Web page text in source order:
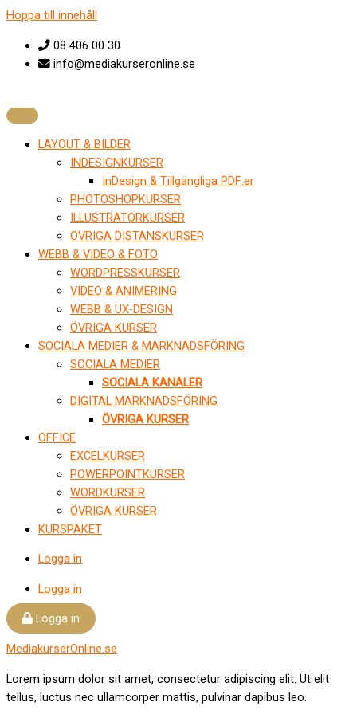
Hoppa till innehåll
08 406 00 30
info@mediakurseronline.se
LAYOUT & BILDER
INDESIGNKURSER
InDesign & Tillgängliga PDF:er
PHOTOSHOPKURSER
ILLUSTRATORKURSER
ÖVRIGA DISTANSKURSER
WEBB & VIDEO & FOTO
WORDPRESSKURSER
VIDEO & ANIMERING
WEBB & UX-DESIGN
ÖVRIGA KURSER
SOCIALA MEDIER & MARKNADSFÖRING
SOCIALA MEDIER
SOCIALA KANALER
DIGITAL MARKNADSFÖRING
ÖVRIGA KURSER
OFFICE
EXCELKURSER
POWERPOINTKURSER
WORDKURSER
ÖVRIGA KURSER
KURSPAKET
Logga in
Logga in
Logga in
MediakurserOnline.se
Lorem ipsum dolor sit amet, consectetur adipiscing elit. Ut elit
tellus, luctus nec ullamcorper mattis, pulvinar dapibus leo.